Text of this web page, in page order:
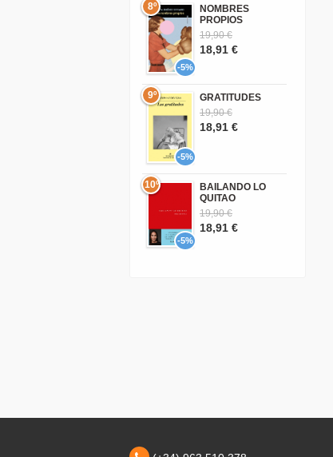
-5%
8º
NOMBRES
PROPIOS
19,90 €
18,91 €
-5%
9º
GRATITUDES
19,90 €
18,91 €
-5%
10º
BAILANDO LO
QUITAO
19,90 €
18,91 €